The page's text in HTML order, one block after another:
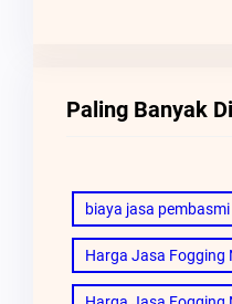
Paling Banyak
biaya jasa
Harga Jasa Fogging